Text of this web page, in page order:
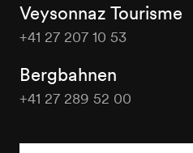
Veysonnaz Tourisme
+41 27 207 10 53
Bergbahnen
+41 27 289 52 00